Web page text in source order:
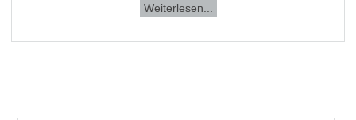
Weiterlesen...